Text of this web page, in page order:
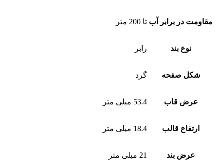
مقاومت در برابر آب تا 200 متر
نوع بند رابر
شکل صفحه گرد
عرض قاب 53.4 میلی متر
ارتفاع قالب 18.4 میلی متر
عرض بند 21 میلی متر